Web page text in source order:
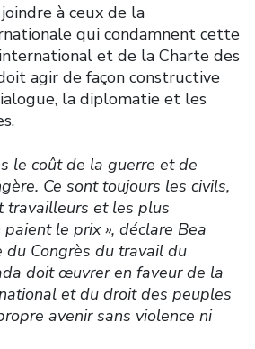
à ceux de la
qui condamnent cette
et de la Charte des
agir de façon constructive
la diplomatie et les
le coût de la guerre et de
Ce sont toujours les civils,
travailleurs et les plus
le prix », déclare Bea
du Congrès du travail du
doit œuvrer en faveur de la
et du droit des peuples
avenir sans violence ni